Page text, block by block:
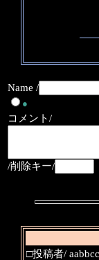
Name /
●
コメント/
/削除キー/
□投稿者/